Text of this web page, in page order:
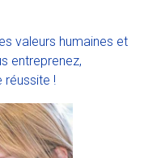
valeurs humaines et
entreprenez,
réussite !